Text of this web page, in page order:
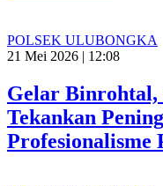
POLSEK ULUBONGKA
21 Mei 2026 | 12:08
Gelar Binrohtal,
Tekankan
Profesionalisme